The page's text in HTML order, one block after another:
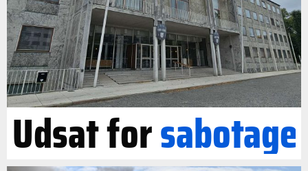
Udsat forsabotage